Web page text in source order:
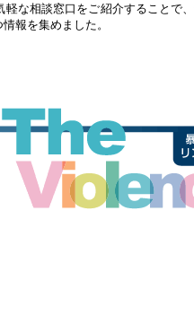
な相談窓口をご紹介することで
報を集めました。